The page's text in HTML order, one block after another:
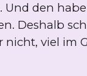
Und den
Deshalb
nicht, viel im